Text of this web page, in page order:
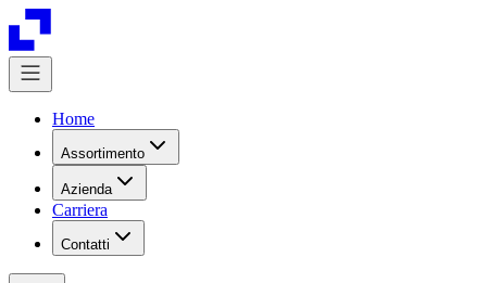
Home
Assortimento
Azienda
Carriera
Contatti